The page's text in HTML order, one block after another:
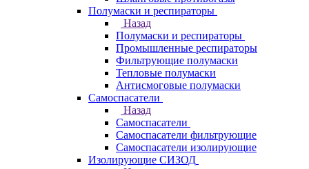
Полумаски и респираторы
Назад
Полумаски и респираторы
Промышленные респираторы
Фильтрующие полумаски
Тепловые полумаски
Антисмоговые полумаски
Самоспасатели
Назад
Самоспасатели
Самоспасатели фильтрующие
Самоспасатели изолирующие
Изолирующие СИЗОД